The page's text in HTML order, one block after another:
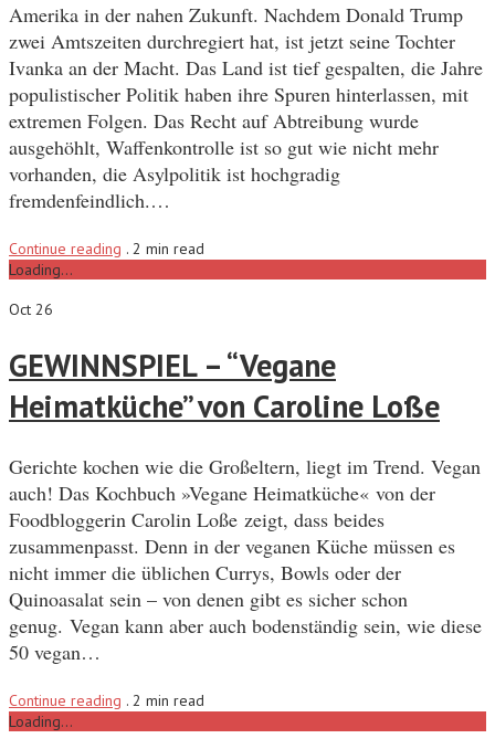
Amerika in der nahen Zukunft. Nachdem Donald Trump
zwei Amtszeiten durchregiert hat, ist jetzt seine Tochter
Ivanka an der Macht. Das Land ist tief gespalten, die Jahre
populistischer Politik haben ihre Spuren hinterlassen, mit
extremen Folgen. Das Recht auf Abtreibung wurde
ausgehöhlt, Waffenkontrolle ist so gut wie nicht mehr
vorhanden, die Asylpolitik ist hochgradig
fremdenfeindlich.…
Continue reading . 2 min read
Loading...
Oct 26
GEWINNSPIEL – “Vegane
Heimatküche” von Caroline Loße
Gerichte kochen wie die Großeltern, liegt im Trend. Vegan
auch! Das Kochbuch »Vegane Heimatküche« von der
Foodbloggerin Carolin Loße zeigt, dass beides
zusammenpasst. Denn in der veganen Küche müssen es
nicht immer die üblichen Currys, Bowls oder der
Quinoasalat sein – von denen gibt es sicher schon
genug. Vegan kann aber auch bodenständig sein, wie diese
50 vegan…
Continue reading . 2 min read
Loading...